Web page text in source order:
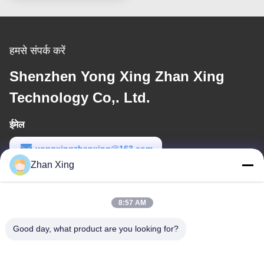
हमसे संपर्क करें
Shenzhen Yong Xing Zhan Xing
Technology Co,. Ltd.
ईमेल
yongxingzhanxing@163.com
कार्य समय
Zhan Xing
8:57 AM
Good day, what product are you looking for?